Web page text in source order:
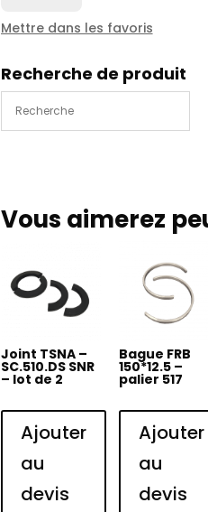
22215
SNR
Mettre dans les favoris
Recherche de produit
Vous aimerez
Joint TSNA –
SC.510.DS SNR
– lot de 2
Ajouter
au
devis
Bague FRB
150*12.5 –
palier 517
Ajouter
au
devis